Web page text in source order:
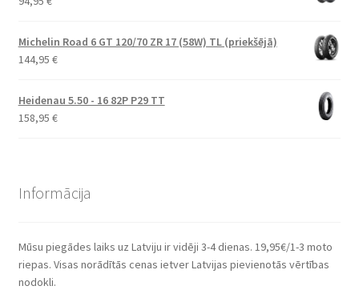
Michelin Road 6 GT 120/70 ZR 17 (58W) TL (priekšējā)
144,95 €
Heidenau 5.50 - 16 82P P29 TT
158,95 €
Informācija
Mūsu piegādes laiks uz Latviju ir vidēji 3-4 dienas. 19,95€/1-3 moto
riepas. Visas norādītās cenas ietver Latvijas pievienotās vērtības
nodokli.